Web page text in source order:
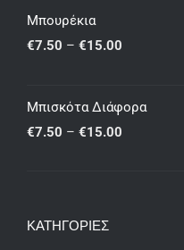
Μπουρέκια
€7.50 – €15.00
Μπισκότα Διάφορα
€7.50 – €15.00
ΚΑΤΗΓΟΡΙΕΣ